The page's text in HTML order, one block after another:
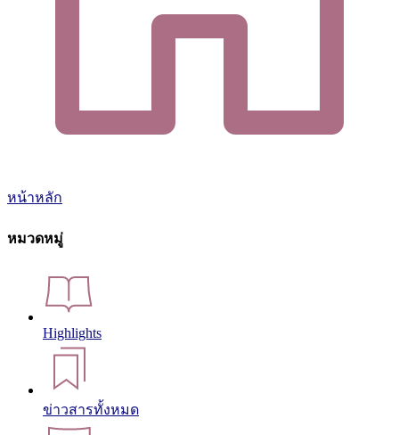
หน้าหลัก
หมวดหมู่
Highlights
ข่าวสารทั้งหมด